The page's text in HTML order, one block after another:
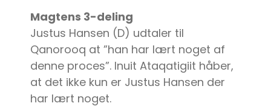
Magtens 3-deling
Justus Hansen (D) udtaler til
Qanorooq at ”han har lært noget af
denne proces”. Inuit Ataqatigiit håber,
at det ikke kun er Justus Hansen der
har lært noget.